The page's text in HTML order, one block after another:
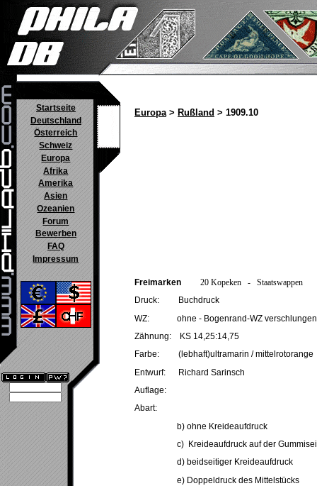
Startseite
Deutschland
Österreich
Schweiz
Europa
Afrika
Amerika
Asien
Ozeanien
Forum
Bewerben
FAQ
Impressum
Europa> Rußland > 1909.10
Freimarken 20 Kopeken - Staatswappen
Druck: Buchdruck
WZ: ohne - Bogenrand-WZ
Zähnung: KS 14,25:14,75
Farbe: (lebhaft)ultramarin / mittelrotorange
Entwurf: Richard Sarinsch
Auflage:
Abart:
b) ohne Kreideaufdruck
c) Kreideaufdruck auf der
d) beidseitiger Kreideaufdruck
e) Doppeldruck des Mittelstücks